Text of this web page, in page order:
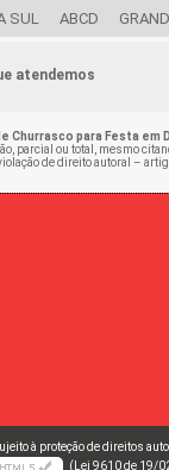
SUL ABCD
atendemos
Churrasco para Festa em
parcial ou total, mesmo
de direito autoral –
à proteção de direitos
(Lei 9610 de 19/